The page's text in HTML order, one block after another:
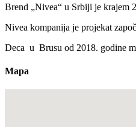
Brend „Nivea“ u Srbiji je krajem
Nivea kompanija je projekat
Deca u Brusu od 2018. godine
Mapa